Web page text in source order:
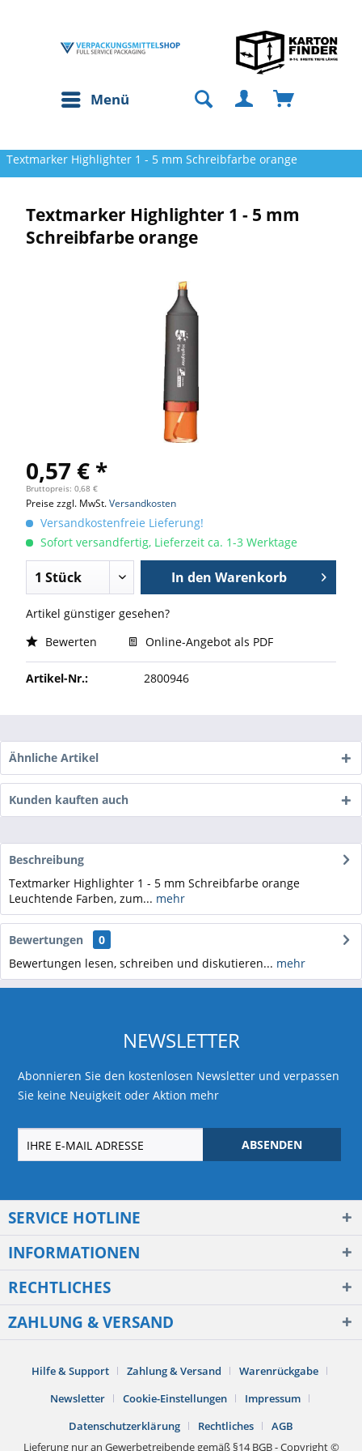
Menü
Textmarker Highlighter 1 - 5 mm Schreibfarbe orange
Textmarker Highlighter 1 - 5 mm
Schreibfarbe orange
0,57 € *
Bruttopreis: 0,68 €
Preise zzgl. MwSt.Versandkosten
Versandkostenfreie Lieferung!
Sofort versandfertig, Lieferzeit ca. 1-3 Werktage
In den Warenkorb
Artikel günstiger gesehen?
Bewerten
Online-Angebot als PDF
Artikel-Nr.: 2800946
Ähnliche Artikel
Kunden kauften auch
Beschreibung
Textmarker Highlighter 1 - 5 mm Schreibfarbe orange
Leuchtende Farben, zum... mehr
Bewertungen
0
Bewertungen lesen, schreiben und diskutieren... mehr
NEWSLETTER
Abonnieren Sie den kostenlosen Newsletter und verpassen
Sie keine Neuigkeit oder Aktion mehr
ABSENDEN
SERVICE HOTLINE
INFORMATIONEN
RECHTLICHES
ZAHLUNG & VERSAND
Hilfe & Support Zahlung & Versand
Warenrückgabe
Newsletter
Cookie-Einstellungen
Impressum
Datenschutzerklärung
Rechtliches
AGB
Lieferung nur an Gewerbetreibende gemäß §14 BGB - Copyright ©